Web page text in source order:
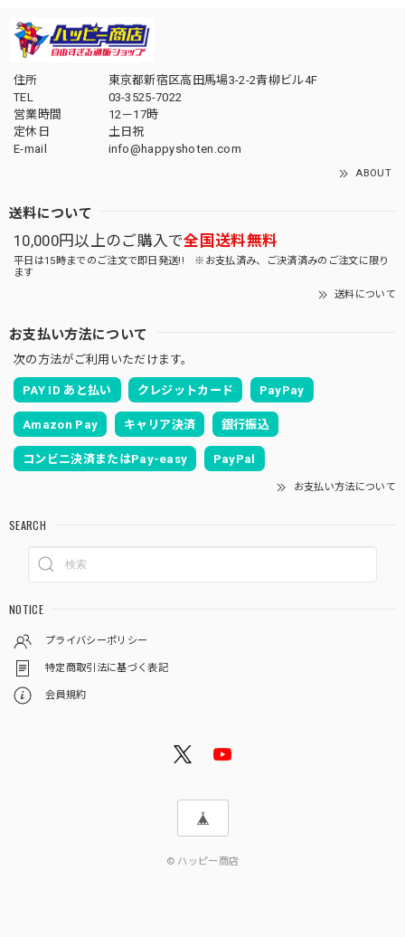
住所
東京都新宿区高田馬場3-2-2青柳ビル4F
TEL
03-3525-7022
営業時間
12－17時
定休日
土日祝
E-mail
info@happyshoten.com
ABOUT
送料について
10,000円以上のご購入で全国送料無料
平日は15時までのご注文で即日発送!! ※お支払済み、ご決済済みのご注文に限り
ます
送料について
お支払い方法について
次の方法がご利用いただけます。
PAY ID あと払い クレジットカード PayPay
Amazon Pay キャリア決済 銀行振込
コンビニ決済またはPay-easy PayPal
お支払い方法について
SEARCH
NOTICE
プライバシーポリシー
特定商取引法に基づく表記
会員規約
© ハッピー商店